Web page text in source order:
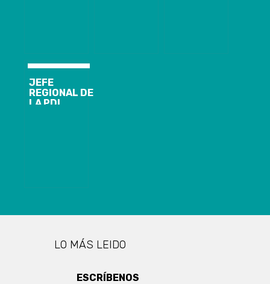
JEFE
REGIONAL DE
LA PDI
LO MÁS LEIDO
ESCRÍBENOS